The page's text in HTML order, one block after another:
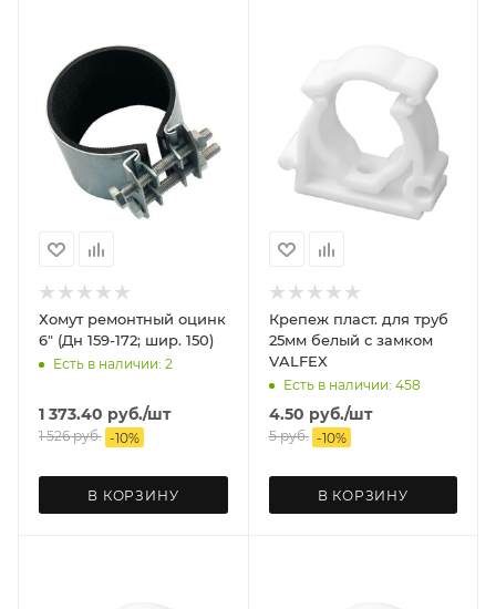
Хомут ремонтный оцинк
6" (Дн 159-172; шир. 150)
Есть в наличии: 2
1 373.40 руб./шт
1 526руб. -10%
В КОРЗИНУ
Крепеж пласт. для труб
25мм белый с замком
VALFEX
Есть в наличии: 458
4.50 руб./шт
5руб. -10%
В КОРЗИНУ